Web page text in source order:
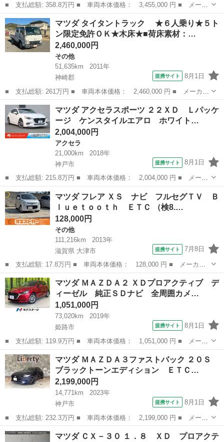
■ 支払総額: 358.8万円 ■ 車両本体価格： 3,455,000 円 ■ メーカ
ー名： マツダ ■ 車種名： ＣＸ－６０ ■ グレード名： ＸＤ
エクスクルーシブモード ドライバーパーソナライゼーションシステ
ムＰ パ...
兵庫 伊丹市 マツダ
マツダ タイタントラック ★６人乗り★５ト
ン限定免許ＯＫ★木床★■荷床素材：…
2,460,000円
その他
51,635km
2011年
神崎郡
提携サイト 8月1日
■ 支払総額: 261万円 ■ 車両本体価格： 2,460,000 円 ■ メーカー
名： マツダ ■ 車種名： タイタントラック ■ グレード名：
★６人乗り★５トン限定免許ＯＫ★木床★■荷床素材：木床■ミッショ
ン：スム...
兵庫 神崎郡 その他
マツダ アクセラスポーツ ２２ＸＤ Ｌパッケ
ージ ケンスタイルエアロ ホワイト…
2,004,000円
アクセラ
21,000km
2018年
神戸市
提携サイト 8月1日
■ 支払総額: 215.8万円 ■ 車両本体価格： 2,004,000 円 ■ メーカ
ー名： マツダ ■ 車種名： アクセラスポーツ ■ グレード名：
２２ＸＤ Ｌパッケージ ケンスタイルエアロ ホワイト本革 ★オ
プション...
兵庫 神戸市 アクセラ
マツダ フレア ＸＳ ナビ フルセグＴＶ Ｂ
ｌｕｅｔｏｏｔｈ ＥＴＣ （検8.…
128,000円
その他
111,216km
2013年
滋賀県 大津市
提携サイト 7月8日
■ 支払総額: 17.8万円 ■ 車両本体価格： 128,000 円 ■ メーカー
名： マツダ ■ 車種名： フレア ■ グレード名： ＸＳ ナビ
フルセグＴＶ Ｂｌｕｅｔｏｏｔｈ ＥＴＣ ■ 排気量： 660cc ■
ド...
滋賀 大津市 その他
マツダ ＭＡＺＤＡ２ ＸＤプロアクティブ デ
ィーゼル 純正ＳＤナビ 全周囲カメ…
1,051,000円
73,020km
2019年
姫路市
提携サイト 8月1日
■ 支払総額: 119.9万円 ■ 車両本体価格： 1,051,000 円 ■ メーカ
ー名： マツダ ■ 車種名： ＭＡＺＤＡ２ ■ グレード名： ＸＤ
プロアクティブ ディーゼル 純正ＳＤナビ 全周囲カメラ 衝突被
害軽減シ...
兵庫 姫路市 マツダ
マツダ ＭＡＺＤＡ３ファストバック ２０Ｓ
ブラックトーンエディション ＥＴＣ…
2,199,000円
14,771km
2023年
神戸市
提携サイト 8月1日
■ 支払総額: 232.3万円 ■ 車両本体価格： 2,199,000 円 ■ メーカ
ー名： マツダ ■ 車種名： ＭＡＺＤＡ３ファストバック ■ グレ
ード名： ２０Ｓ ブラックトーンエディション ＥＴＣ 全周囲カ
兵庫 神戸市 マツダ
マツダ ＣＸ－３０ １．８ ＸＤ プロアクテ